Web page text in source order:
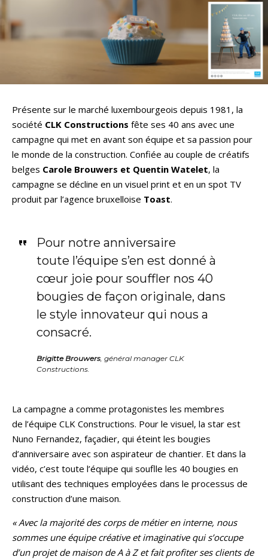
Présente sur le marché luxembourgeois depuis 1981, la
société CLK Constructions fête ses 40 ans avec une
campagne qui met en avant son équipe et sa passion pour
le monde de la construction. Confiée au couple de créatifs
belges Carole Brouwers et Quentin Watelet, la
campagne se décline en un visuel print et en un spot TV
produit par l’agence bruxelloise Toast.
Pour notre anniversaire
toute l’équipe s’en est donné à
cœur joie pour souffler nos 40
bougies de façon originale, dans
le style innovateur qui nous a
consacré.
Brigitte Brouwers, général manager CLK
Constructions.
La campagne a comme protagonistes les membres
de l’équipe CLK Constructions. Pour le visuel, la star est
Nuno Fernandez, façadier, qui éteint les bougies
d’anniversaire avec son aspirateur de chantier. Et dans la
vidéo, c’est toute l’équipe qui souflle les 40 bougies en
utilisant des techniques employées dans le processus de
construction d’une maison.
« Avec la majorité des corps de métier en interne, nous
sommes une équipe créative et imaginative qui s’occupe
d’un projet de maison de A à Z et fait profiter ses clients de